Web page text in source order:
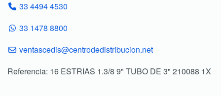
33 4494 4530
33 1478 8800
ventascedis@centrodedistribucion.net
Referencia: 16 ESTRIAS 1.3/8 9" TUBO DE 3" 210088 1X